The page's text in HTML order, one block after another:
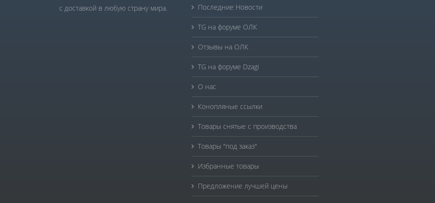
с доставкой в любую страну мира.
Последние Новости
TG на форуме ОЛК
Отзывы на ОЛК
TG на форуме Dzagi
О нас
Конопляные ссылки
Товары снятые с производства
Товары "под заказ"
Избранные товары
Предложение лучшей цены